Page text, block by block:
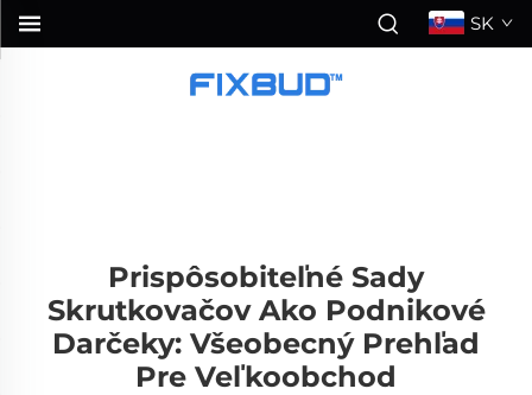
SK
Prispôsobiteľné Sady
Skrutkovačov Ako Podnikové
Darčeky: Všeobecný Prehľad
Pre Veľkoobchod